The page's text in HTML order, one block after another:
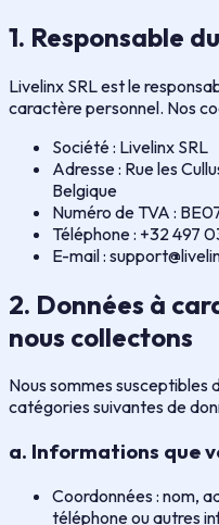
1. Responsable
Livelinx SRL est le
caractère personnel. Nos
Société : Livelinx SRL
Adresse : Rue les
Belgique
Numéro de TVA :
Téléphone : +32 497
E-mail :
2. Données à
nous collectons
Nous sommes
catégories suivantes de
a. Informations que
Coordonnées : nom,
téléphone ou autres